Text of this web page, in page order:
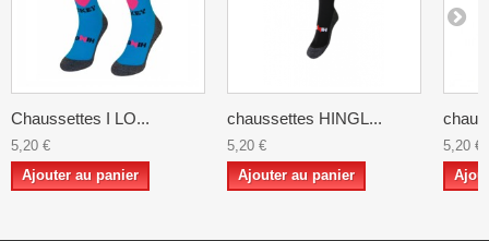
Chaussettes I LO...
5,20 €
Ajouter au panier
chaussettes HINGL...
5,20 €
Ajouter au panier
5,20 €